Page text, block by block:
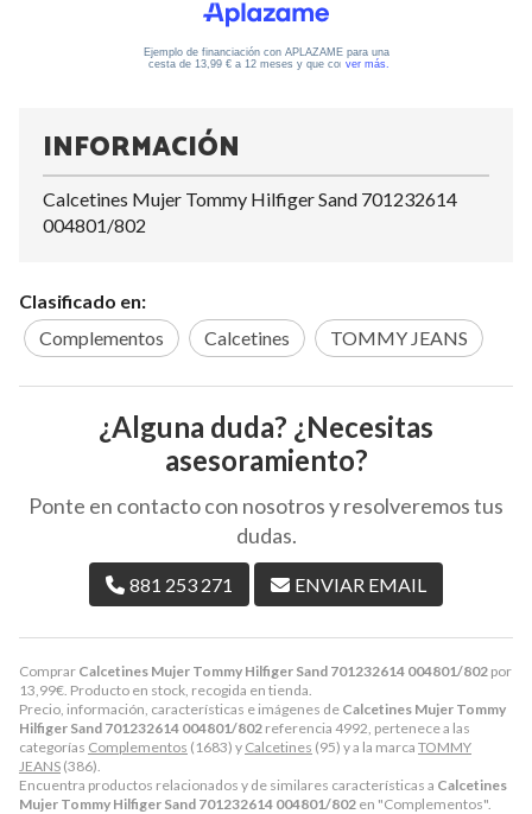
Comprar Calcetines Mujer Tommy Hilfiger Sand 701232614 004801/802 por
13,99€ . Producto en stock, recogida en tienda.
Precio, información, características e imágenes de Calcetines Mujer Tommy
Hilfiger Sand 701232614 004801/802 referencia 4992, pertenece a las
categorías Complementos (1683) y Calcetines (95) y a la marca TOMMY
JEANS (386).
Encuentra productos relacionados y de similares características a Calcetines
Mujer Tommy Hilfiger Sand 701232614 004801/802 en "Complementos".
INFORMACIÓN
Calcetines Mujer Tommy Hilfiger Sand 701232614
004801/802
Clasificado en:
Complementos
Calcetines TOMMY JEANS
¿Alguna duda? ¿Necesitas
asesoramiento?
Ponte en contacto con nosotros y resolveremos tus
dudas.
881 253 271 ENVIAR EMAIL